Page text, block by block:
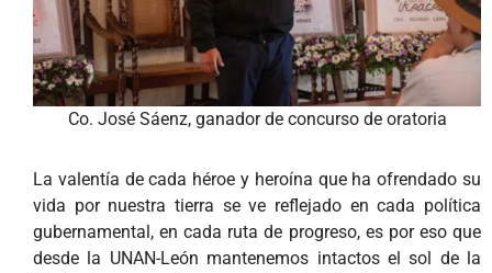
Co. José Sáenz, ganador de concurso de oratoria
La valentía de cada héroe y heroína que ha ofrendado su
vida por nuestra tierra se ve reflejado en cada política
gubernamental, en cada ruta de progreso, es por eso que
desde la UNAN-León mantenemos intactos el sol de la